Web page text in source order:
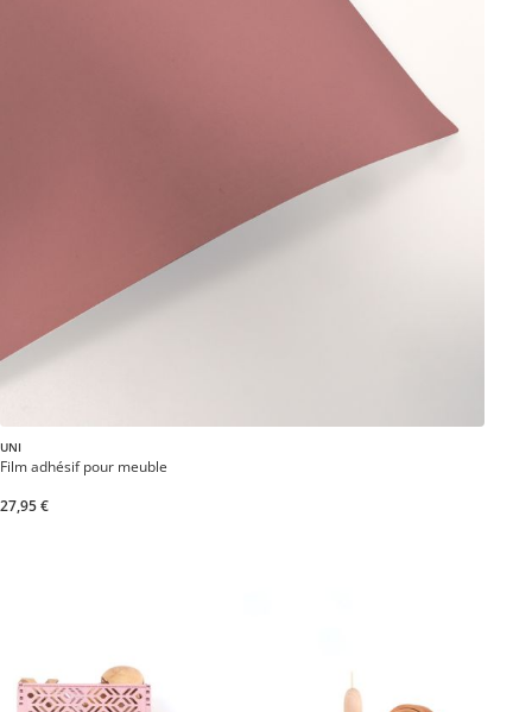
UNI
Film adhésif pour meuble
27,95 €